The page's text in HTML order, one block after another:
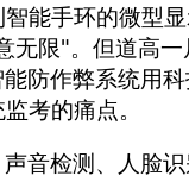
能手环的微型
无限"。但道高一
防作弊系统用
考的痛点。
音检测、人脸